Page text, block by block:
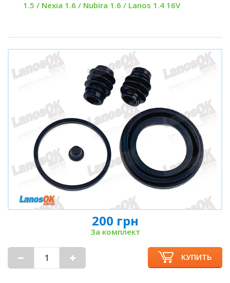
1.5 / Nexia 1.6 / Nubira 1.6 / Lanos 1.4 16V
200 грн
За комплект
КУПИТЬ